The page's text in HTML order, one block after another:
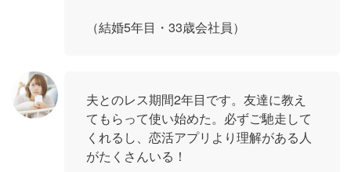
（結婚5年目・33歳会社員）
夫とのレス期間2年目です。友達に教え
てもらって使い始めた。必ずご馳走して
くれるし、恋活アプリより理解がある人
がたくさんいる！